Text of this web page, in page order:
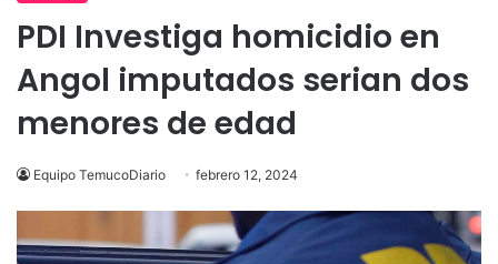
PDI Investiga homicidio en
Angol imputados serian dos
menores de edad
Equipo TemucoDiario febrero 12, 2024